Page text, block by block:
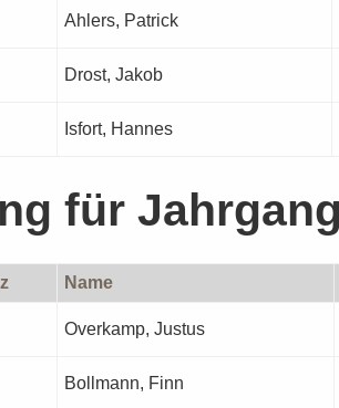
Ahlers, Patrick
Drost, Jakob
Isfort, Hannes
für
Name
Overkamp, Justus
Bollmann, Finn